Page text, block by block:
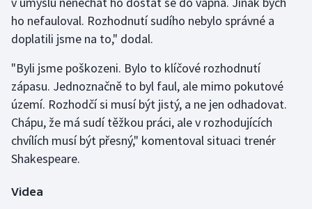
Judo
Krasobruslení
Lezení
Lyže a snowboard
Moderní pětiboj
ho nefauloval. Rozhodnutí sudího nebylo správné a
doplatili jsme na to," dodal.
"Byli jsme poškozeni. Bylo to klíčové rozhodnutí
zápasu. Jednoznačně to byl faul, ale mimo pokutové
území. Rozhodčí si musí být jistý, a ne jen odhadovat.
Chápu, že má sudí těžkou práci, ale v rozhodujících
chvílích musí být přesný," komentoval situaci trenér
Shakespeare.
Videa